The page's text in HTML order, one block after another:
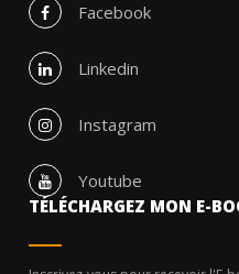
Facebook
Linkedin
Instagram
Youtube
TÉLÉCHARGEZ MON E-